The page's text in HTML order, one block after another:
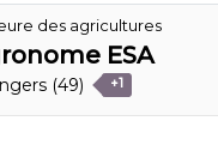
des agricultures
ESA
(49) +1